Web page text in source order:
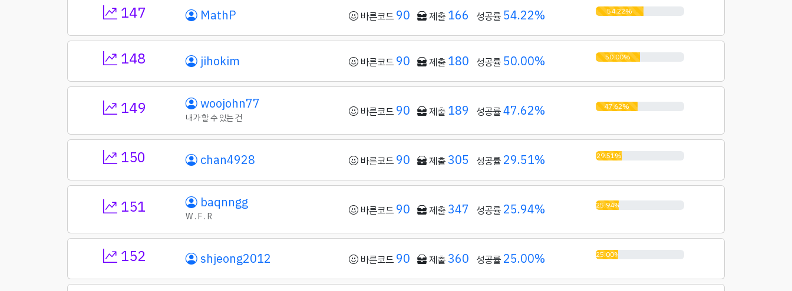
147 MathP 바른코드 90 제출 166 성공률 54.22% 54.22%
148 jihokim 바른코드 90 제출 180 성공률 50.00% 50.00%
149 woojohn77
내가 할 수 있는 건 바른코드 90 제출 189 성공률47.62% 47.62%
150 chan4928 바른코드 90 제출305 성공률 29.51% 29.51%
151 baqnngg
W . F . R 바른코드 90 제출347 성공률 25.94% 25.94%
152 shjeong2012 바른코드 90 제출360 성공률 25.00% 25.00%